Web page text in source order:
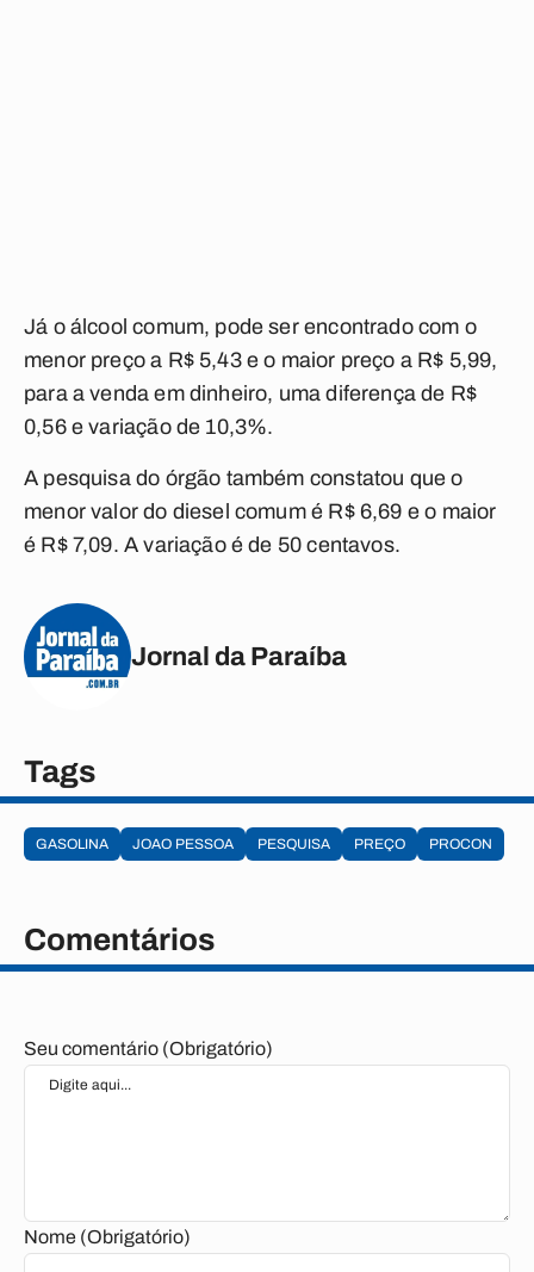
Já o álcool comum, pode ser encontrado com o
menor preço a R$ 5,43 e o maior preço a R$ 5,99,
para a venda em dinheiro, uma diferença de R$
0,56 e variação de 10,3%.
A pesquisa do órgão também constatou que o
menor valor do diesel comum é R$ 6,69 e o maior
é R$ 7,09. A variação é de 50 centavos.
Jornal da Paraíba
Tags
GASOLINA JOAO PESSOA PESQUISA PREÇO PROCON
Comentários
Seu comentário (Obrigatório)
Nome (Obrigatório)